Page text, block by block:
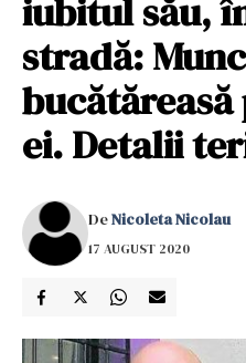
iubitul său,
stradă:
ei. Detalii
DeNicoleta Nicolau
17 AUGUST 2020